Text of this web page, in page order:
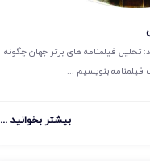
تحلیل فیلمنامه های برتر جهان چگونه
بیشتر بخوانید ...